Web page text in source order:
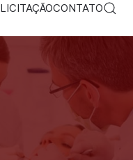
LICITAÇÃOCONTATO